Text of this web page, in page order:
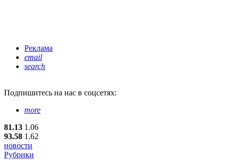
Реклама
email
search
Подпишитесь на нас в соцсетях:
more
81.13 1.06
93.58 1.62
новости
Рубрики